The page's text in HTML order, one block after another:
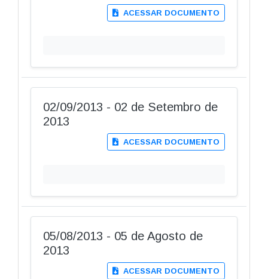
ACESSAR DOCUMENTO
02/09/2013 - 02 de Setembro de
2013
ACESSAR DOCUMENTO
05/08/2013 - 05 de Agosto de
2013
ACESSAR DOCUMENTO